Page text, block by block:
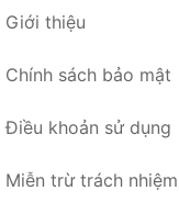
Giới thiệu
Chính sách bảo mật
Điều khoản sử dụng
Miễn trừ trách nhiệm